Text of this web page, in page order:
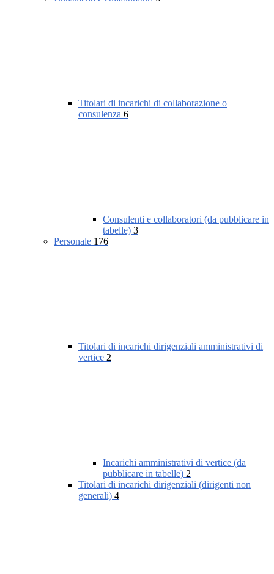
Titolari di incarichi di collaborazione o
consulenza 6
Consulenti e collaboratori (da pubblicare in
tabelle) 3
Personale 176
Titolari di incarichi dirigenziali amministrativi di
vertice 2
Incarichi amministrativi di vertice (da
pubblicare in tabelle) 2
Titolari di incarichi dirigenziali (dirigenti non
generali) 4